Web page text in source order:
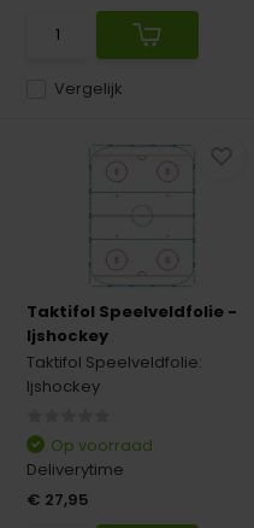
Vergelijk
Taktifol Speelveldfolie -
Ijshockey
Taktifol Speelveldfolie:
Ijshockey
Op voorraad
Deliverytime
€ 27,95